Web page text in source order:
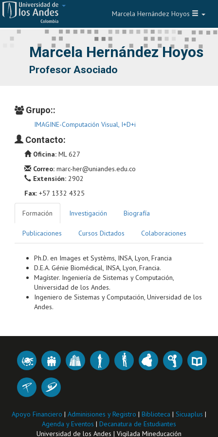
Marcela Hernández Hoyos
Marcela Hernández Hoyos
Profesor Asociado
Grupo::
IMAGINE-Computación Visual, I+D+i
Contacto:
Oficina: ML 627
Correo: marc-her@uniandes.edu.co
Extensión: 2902
Fax: +57 1332 4325
Formación Investigación Biografía
Publicaciones Cursos Dictados Colaboraciones
Ph.D. en Images et Systèms, INSA, Lyon, Francia
D.E.A. Génie Biomédical, INSA, Lyon, Francia.
Magíster. Ingeniería de Sistemas y Computación,
Universidad de los Andes.
Ingeniero de Sistemas y Computación, Universidad de los
Andes.
Apoyo Financiero | Adminisiones y Registro | Biblioteca | Sicuaplus |
Agenda y Eventos | Decanatura de Estudiantes
Universidad de los Andes | Vigilada Mineducación